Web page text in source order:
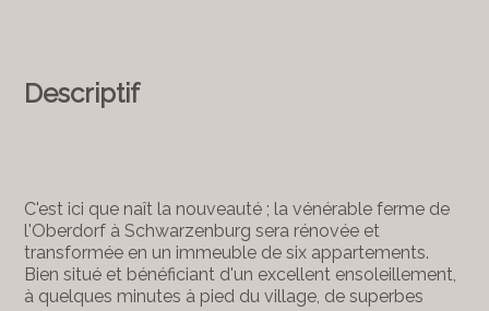
Descriptif
C'est ici que naît la nouveauté ; la vénérable ferme de
l'Oberdorf à Schwarzenburg sera rénovée et
transformée en un immeuble de six appartements.
Bien situé et bénéficiant d'un excellent ensoleillement,
à quelques minutes à pied du village, de superbes